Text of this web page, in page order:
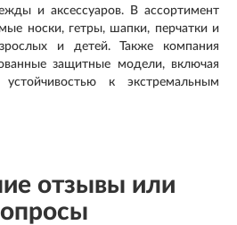
и аксессуаров. В ассортимент
носки, гетры, шапки, перчатки и
и детей. Также компания
защитные модели, включая
к экстремальным
отзывы или